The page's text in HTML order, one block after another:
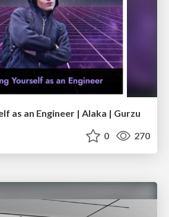
as an Engineer | Alaka | Gurzu
0 270